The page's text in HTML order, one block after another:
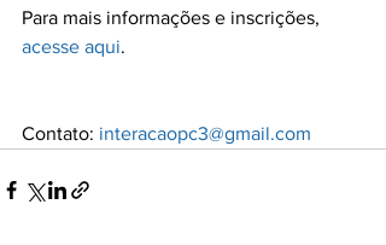
Para mais informações e inscrições,
acesse aqui
Contato: interacaopc3@gmail.com